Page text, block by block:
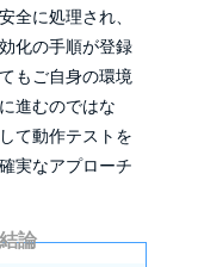
全に処理され、
化の手順が登録
もご自身の環境
進むのではな
て動作テストを
実なアプローチ
論